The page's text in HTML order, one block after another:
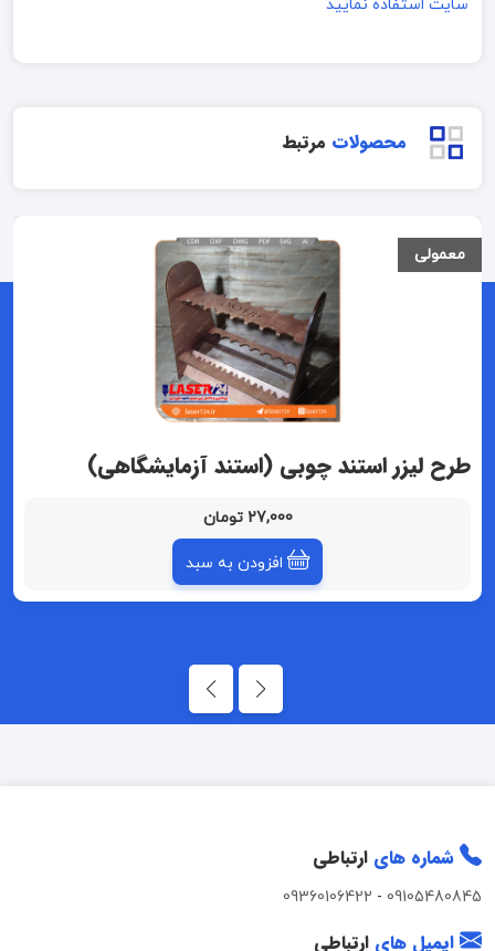
سایت استفاده نمایید
محصولات مرتبط
معمولی
طرح لیزر استند چوبی (استند آزمایشگاهی)
27,000 تومان
افزودن به سبد
شماره های ارتباطی
09105480845
-
09360106422
ایمیل های ارتباطی